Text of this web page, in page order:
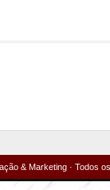
& Marketing · Todos